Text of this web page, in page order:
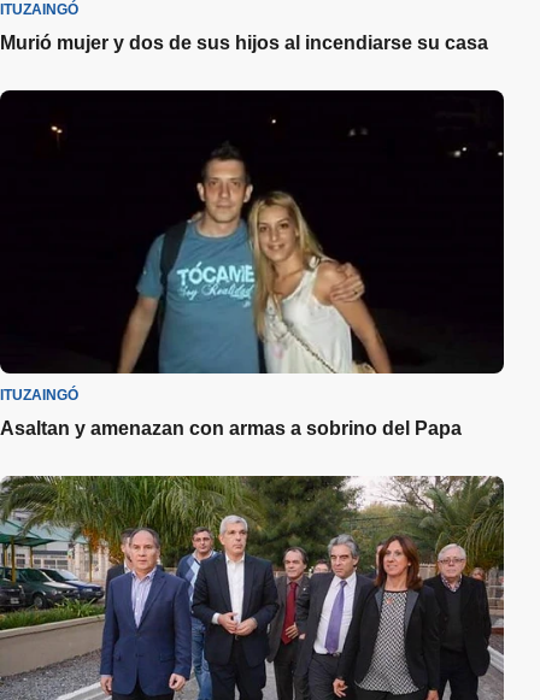
ITUZAINGÓ
Murió mujer y dos de sus hijos al incendiarse su casa
ITUZAINGÓ
Asaltan y amenazan con armas a sobrino del Papa